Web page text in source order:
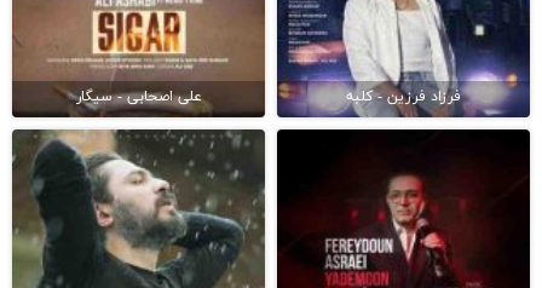
فرزاد فرزین - کلبه علی اصحابی - سیگار